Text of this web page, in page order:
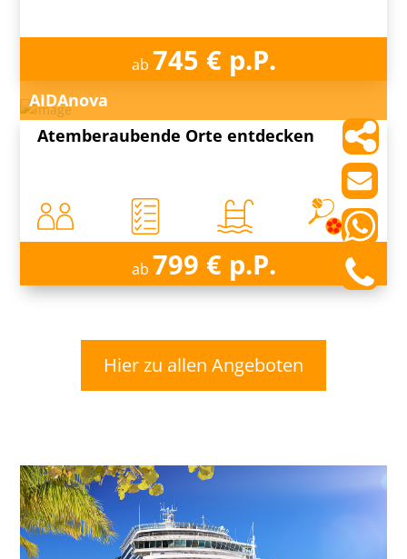
ab 745 € p.P.
AIDAnova
Atemberaubende Orte entdecken
ab 799 € p.P.
Hier zu allen Angeboten